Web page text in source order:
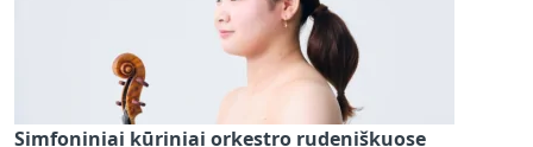
Simfoniniai kūriniai orkestro rudeniškuose